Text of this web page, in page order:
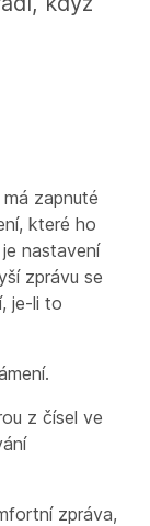
zapnuté
které ho
nastavení
zprávu se
je-li to
z čísel ve
zpráva,